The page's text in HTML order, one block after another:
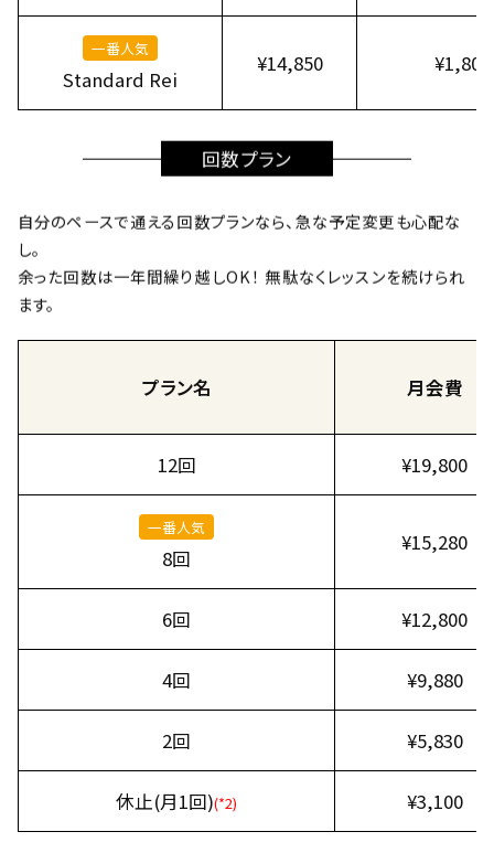
一番人気
Standard Rei
¥14,850 ¥1,800
回数プラン
自分のペースで通える回数プランなら、急な予定変更も心配な
し。
余った回数は一年間繰り越しOK！ 無駄なくレッスンを続けられ
ます。
プラン名 月会費
12回 ¥19,800
一番人気
8回
¥15,280
6回 ¥12,800
4回 ¥9,880
2回 ¥5,830
休止(月1回)(*2) ¥3,100